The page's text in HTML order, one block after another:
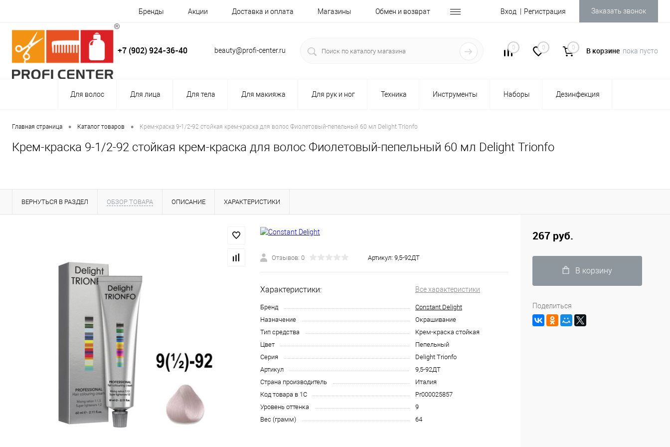
Бренды Акции Доставка и оплата Магазины Обмен и возврат Вход Регистрация Заказать звонок
+7 (902) 924-36-40 beauty@profi-center.ru 0 0 0 В корзине пока пусто
Для волос Для лица Для тела Для макияжа Для рук и ног Техника Инструменты Наборы Дезинфекция
Главная страница • Каталог товаров • Крем-краска 9-1/2-92 стойкая крем-краска для волос Фиолетовый-пепельный 60 мл Delight Trionfo
Крем-краска 9-1/2-92 стойкая крем-краска для волос Фиолетовый-пепельный 60 мл Delight Trionfo
ВЕРНУТЬСЯ В РАЗДЕЛ ОБЗОР ТОВАРА ОПИСАНИЕ ХАРАКТЕРИСТИКИ
Отзывов: 0 Артикул: 9,5-92ДТ
Характеристики: Все характеристики
Бренд
Constant Delight
Назначение
Окрашивание
Тип средства
Крем-краска стойкая
Цвет
Пепельный
Серия
Delight Trionfo
Артикул
9,5-92ДТ
Страна производитель
Италия
Код товара в 1С
Pr000025857
Уровень оттенка
9
Вес (грамм)
64
267 руб.
В корзину
Поделиться